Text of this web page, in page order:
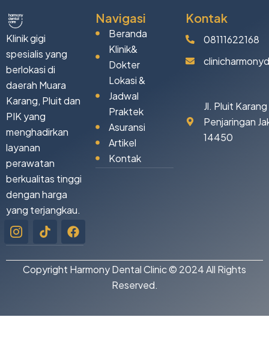
Klinik gigi
spesialis yang
berlokasi di
daerah Muara
Karang, Pluit dan
PIK yang
menghadirkan
layanan
perawatan
berkualitas tinggi
dengan harga
yang terjangkau.
Icon-
instagram-
1
TiktokFacebook
Navigasi
Beranda
Klinik&
Dokter
Lokasi &
Jadwal
Praktek
Asuransi
Artikel
Kontak
Kontak
08111622168
Jl. Pluit
Penjaringan
14450
Copyright Harmony Dental Clinic © 2024 All Rights
Reserved.